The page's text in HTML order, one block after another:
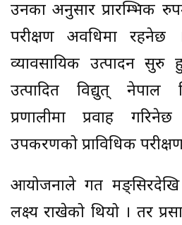
उनका अनुसार प्रारम्भिक
परीक्षण अवधिमा रहनेछ
व्यावसायिक उत्पादन
उत्पादित विद्युत् नेपाल
प्रणालीमा प्रवाह
उपकरणको प्राविधिक
आयोजनाले गत
लक्ष्य राखेको थियो । तर